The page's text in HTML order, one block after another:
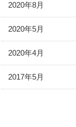
2020年8月
2020年5月
2020年4月
2017年5月